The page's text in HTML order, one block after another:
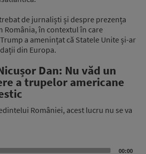
de jurnaliști și despre prezența
România, în contextul în care
a amenințat că Statele Unite și-ar
din Europa.
Dan: Nu văd un
a trupelor americane
României, acest lucru nu se va
00:00